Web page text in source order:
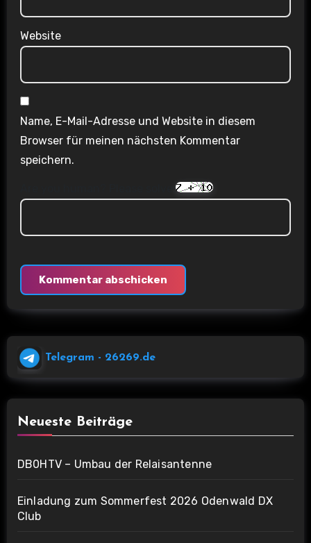
Website
Name, E-Mail-Adresse und Website in diesem
Browser für meinen nächsten Kommentar
speichern.
Are you human? Please solve:
Telegram - 26269.de
Neueste Beiträge
DB0HTV – Umbau der Relaisantenne
Einladung zum Sommerfest 2026 Odenwald DX
Club